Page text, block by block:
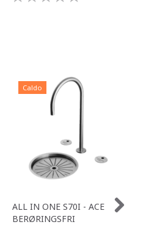
Caldo
ALL IN ONE S70I - ACE
BERØRINGSFRI